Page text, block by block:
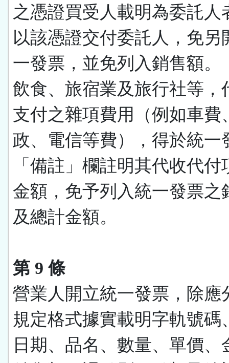
之憑證買受人載明為委託人
以該憑證交付委託人，免另
一發票，並免列入銷售額。
飲食、旅宿業及旅行社等，
支付之雜項費用（例如車費
政、電信等費），得於統一
「備註」欄註明其代收代付
金額，免予列入統一發票之
及總計金額。
第 9 條
營業人開立統一發票，除應
規定格式據實載明字軌號碼
日期、品名、數量、單價、